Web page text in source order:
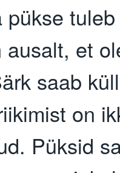
pükse
et
saab
on
Püksid